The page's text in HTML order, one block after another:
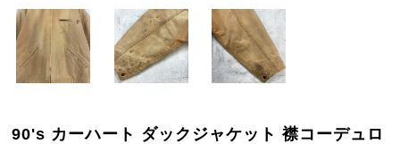
90's カーハート ダックジャケット 襟コーデュロ